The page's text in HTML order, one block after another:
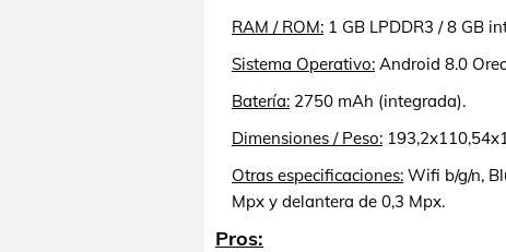
RAM / ROM: 1 GB LPDDR3 / 8 GB
Sistema Operativo: Android 8.0
Batería: 2750 mAh (integrada).
Dimensiones / Peso:
Otras especificaciones: Wifi b/g/n,
Mpx y delantera de 0,3 Mpx.
Pros: